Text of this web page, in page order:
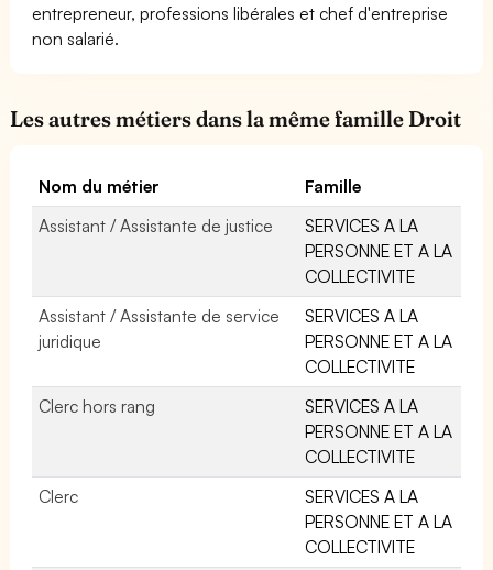
entrepreneur, professions libérales et chef d'entreprise
non salarié.
Les autres métiers dans la même famille Droit
Nom du métier
Famille
Assistant / Assistante de justice
SERVICES A LA
PERSONNE ET A LA
COLLECTIVITE
Assistant / Assistante de service
juridique
SERVICES A LA
PERSONNE ET A LA
COLLECTIVITE
Clerc hors rang
SERVICES A LA
PERSONNE ET A LA
COLLECTIVITE
Clerc
SERVICES A LA
PERSONNE ET A LA
COLLECTIVITE